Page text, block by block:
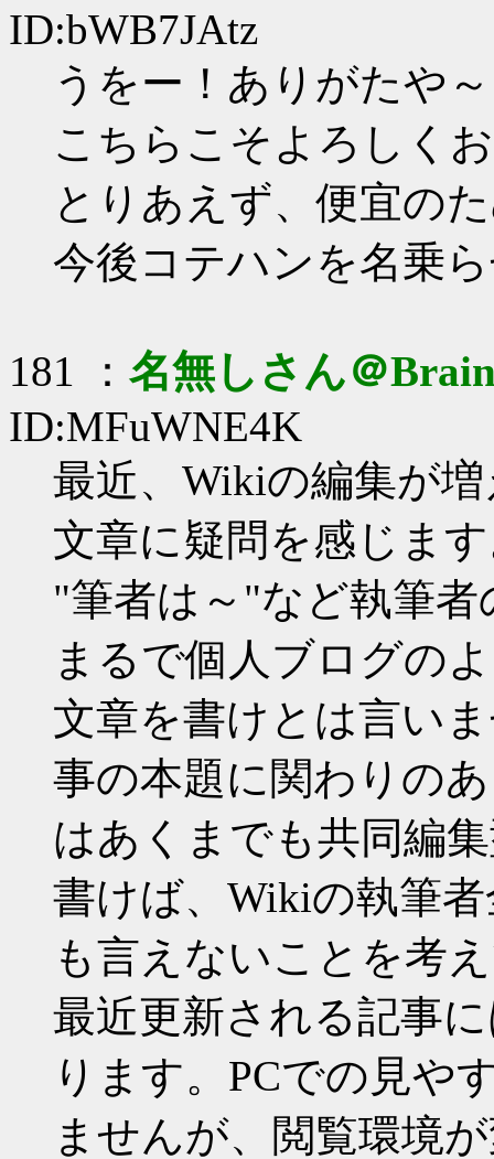
ID:bWB7JAtz
うをー！ありがたや
こちらこそよろしく
とりあえず、便宜の
今後コテハンを名乗
181 ： 名無しさん＠
ID:MFuWNE4K
最近、Wikiの編集が
文章に疑問を感じま
"筆者は～"など執筆
まるで個人ブログの
文章を書けとは言い
事の本題に関わりの
はあくまでも共同編
書けば、Wikiの執筆
も言えないことを考
最近更新される記事
ります。PCでの見や
ませんが、閲覧環境